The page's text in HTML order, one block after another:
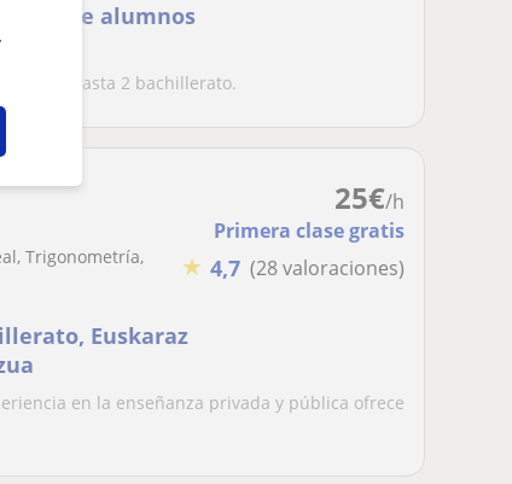
de alumnos
de hasta 2 bachillerato.
25€/h
Primera clase gratis
★ 4,7 (28 valoraciones)
Trigonometría,
Euskaraz
en la enseñanza privada y pública ofrece